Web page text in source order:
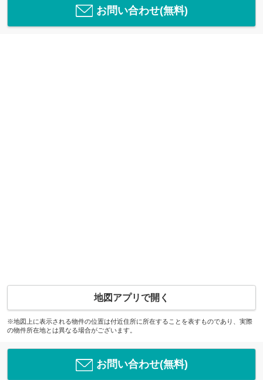
お問い合わせ(無料)
地図アプリで開く
※地図上に表示される物件の位置は付近住所に所在することを表すものであり、実際
の物件所在地とは異なる場合がございます。
お問い合わせ(無料)